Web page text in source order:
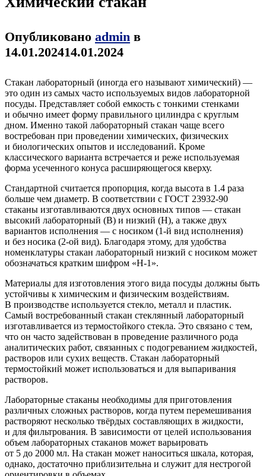
Опубликовано admin в
14.01.202414.01.2024
Стакан лабораторный (иногда его называют химический) —
это один из самых часто используемых видов лабораторной
посуды. Представляет собой емкость с тонкими стенками
и обычно имеет форму правильного цилиндра с круглым
дном. Именно такой лабораторный стакан чаще всего
востребован при проведении химических, физических
и биологических опытов и исследований. Кроме
классического варианта встречается и реже используемая
форма усеченного конуса расширяющегося кверху.
Стандартной считается пропорция, когда высота в 1.4 раза
больше чем диаметр. В соответствии с ГОСТ 23932-90
стаканы изготавливаются двух основных типов — стакан
высокий лабораторный (В) и низкий (Н), а также двух
вариантов исполнения — с носиком (1-й вид исполнения)
и без носика (2-ой вид). Благодаря этому, для удобства
номенклатуры стакан лабораторный низкий с носиком может
обозначаться кратким шифром «Н-1».
Материалы для изготовления этого вида посуды должны быть
устойчивы к химическим и физическим воздействиям.
В производстве используется стекло, металл и пластик.
Самый востребованный стакан стеклянный лабораторный
изготавливается из термостойкого стекла. Это связано с тем,
что он часто задействован в проведение различного рода
аналитических работ, связанных с подогреванием жидкостей,
растворов или сухих веществ. Стакан лабораторный
термостойкий может использоваться и для выпаривания
растворов.
Лабораторные стаканы необходимы для приготовления
различных сложных растворов, когда путем перемешивания
растворяют несколько твёрдых составляющих в жидкости,
и для фильтрования. В зависимости от целей использования
объем лабораторных стаканов может варьировать
от 5 до 2000 мл. На стакан может наноситься шкала, которая,
однако, достаточно приблизительна и служит для нестрогой